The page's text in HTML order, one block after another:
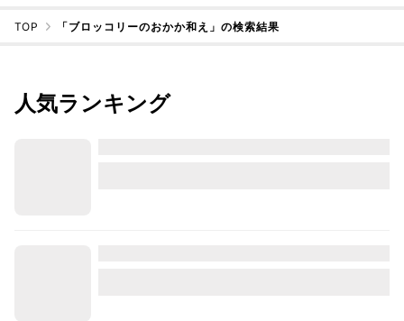
TOP 「ブロッコリーのおかか和え」の検索結果
人気ランキング